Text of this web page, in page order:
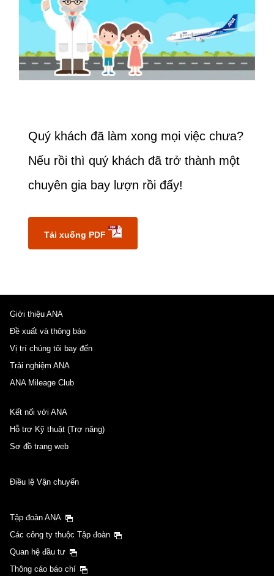
Quý khách đã làm xong mọi việc chưa?
Nếu rồi thì quý khách đã trở thành một
chuyên gia bay lượn rồi đấy!
Tải xuống PDF
Giới thiệu ANA
Đề xuất và thông báo
Vị trí chúng tôi bay đến
Trải nghiệm ANA
ANA Mileage Club
Kết nối với ANA
Hỗ trợ Kỹ thuật (Trợ năng)
Sơ đồ trang web
Điều lệ Vận chuyển
Tập đoàn ANA
Các công ty thuộc Tập đoàn
Quan hệ đầu tư
Thông cáo báo chí